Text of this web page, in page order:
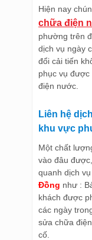
Hiện nay
chữa điện
phường trên
dịch vụ ngày
đổi cải tiến
phục vụ
điện nước.
Liên hệ
khu vực
Một chất
vào đâu
quanh dịch vụ
Đồng như :
khách được
các ngày
sửa chữa
cố.